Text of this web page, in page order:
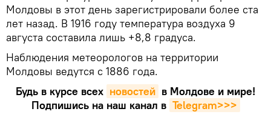
Молдовы в этот день зарегистрировали более ста
лет назад. В 1916 году температура воздуха 9
августа составила лишь +8,8 градуса.
Наблюдения метеорологов на территории
Молдовы ведутся с 1886 года.
Будь в курсе всех новостей в Молдове и мире!
Подпишись на наш канал в Telegram>>>